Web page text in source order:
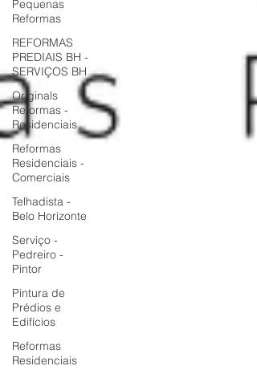
Pequenas
Reformas
REFORMAS
PREDIAIS BH -
SERVIÇOS BH
Originals
Reformas -
Residenciais
Reformas
Residenciais -
Comerciais
Telhadista -
Belo Horizonte
Serviço -
Pedreiro -
Pintor
Pintura de
Prédios e
Edifícios
Reformas
Residenciais